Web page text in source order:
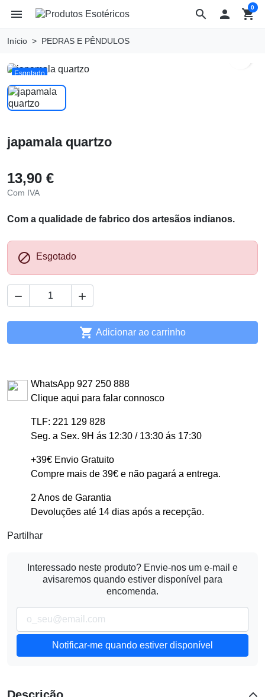
search
menu  shopping_cart
0
Início PEDRAS E PÊNDULOS
Esgotado
japamala quartzo
13,90 €
Com IVA
Com a qualidade de fabrico dos artesãos indianos.
 Esgotado
 
 Adicionar ao carrinho
WhatsApp 927 250 888
Clique aqui para falar connosco
TLF: 221 129 828
Seg. a Sex. 9H ás 12:30 / 13:30 ás 17:30
+39€ Envio Gratuito
Compre mais de 39€ e não pagará a entrega.
2 Anos de Garantia
Devoluções até 14 dias após a recepção.
Partilhar
Interessado neste produto? Envie-nos um e-mail e
avisaremos quando estiver disponível para
encomenda.
Notificar-me quando estiver disponível